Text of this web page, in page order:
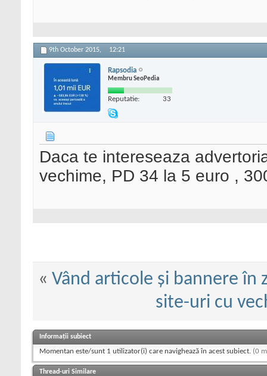
9th October 2015, 12:21
Rapsodia
Membru SeoPedia
Reputatie: 33
Daca te intereseaza
vechime, PD 34 la 5 euro ,
« Vând articole și bannere în
site-uri cu
Informații subiect
Momentan este/sunt 1 utilizator(i) care navighează în acest subiect. (0
Thread-uri Similare